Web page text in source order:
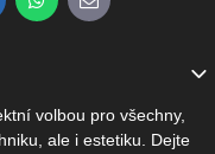
WhatsApp
E-mail
volbou pro všechny,
ale i estetiku. Dejte